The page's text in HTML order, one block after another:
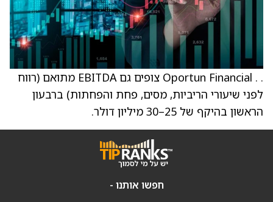
. . ‏Oportun Financial צופים גם EBITDA מתואם (רווח
לפני שיעורי הריביות, מסים, פחת והפחתות) ברבעון
הראשון בהיקף של 25–30 מיליון דולר.
חפשו אותנו -